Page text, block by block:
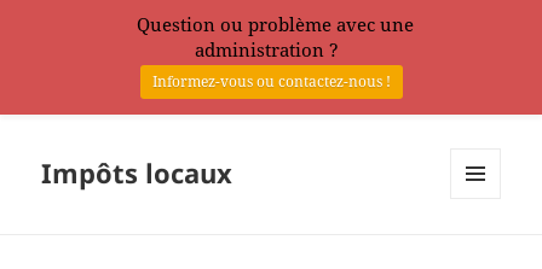
Impôts locaux
Question ou problème avec une
administration ?
Informez-vous ou contactez-nous !